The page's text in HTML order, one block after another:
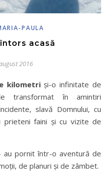
PAULA
acasă
2016
kilometriși-o infinitate de
transformat în amintiri
slavă Domnului, cu
prieteni faini și cu vizite de
au pornit într-o aventură de
de planuri și de zâmbet.